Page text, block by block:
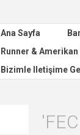
Ana Sayfa
Runner &
Bizimle Iletişime